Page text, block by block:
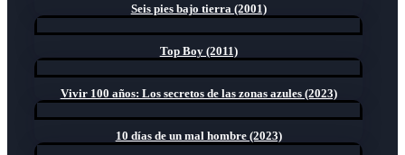
Seis pies bajo tierra (2001)
Top Boy (2011)
Vivir 100 años: Los secretos de las zonas azules (2023)
10 días de un mal hombre (2023)